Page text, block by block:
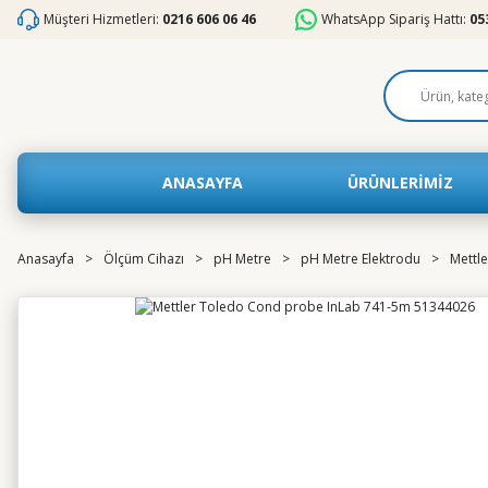
Müşteri Hizmetleri: 0216 606 06 46 WhatsApp Sipariş Hattı:
ANASAYFA ÜRÜNLERİMİZ
Anasayfa Ölçüm Cihazı pH Metre pH Metre Elektrodu